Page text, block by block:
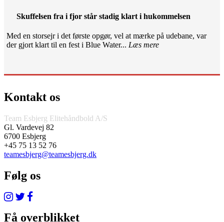
Skuffelsen fra i fjor står stadig klart i hukommelsen
Med en storsejr i det første opgør, vel at mærke på udebane, var
der gjort klart til en fest i Blue Water... Læs mere
Kontakt os
Team Esbjerg Elitehåndbold A/S
Gl. Vardevej 82
6700 Esbjerg
+45 75 13 52 76
teamesbjerg@teamesbjerg.dk
Følg os
Få overblikket